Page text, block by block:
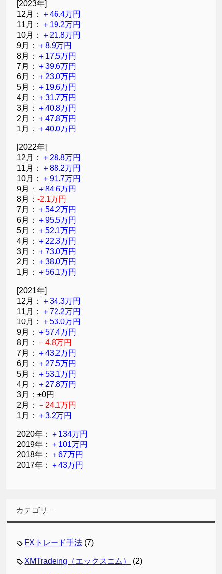
[2023年]
12月： ＋46.4万円
11月： ＋19.2万円
10月： ＋21.8万円
9月： ＋8.9万円
8月： ＋17.5万円
7月： ＋39.6万円
6月： ＋23.0万円
5月： ＋19.6万円
4月： ＋31.7万円
3月： ＋40.8万円
2月： ＋47.8万円
1月： ＋40.0万円
[2022年]
12月： ＋28.8万円
11月： ＋88.2万円
10月： ＋91.7万円
9月： ＋84.6万円
8月：-2.1万円
7月： ＋54.2万円
6月： ＋95.5万円
5月： ＋52.1万円
4月： ＋22.3万円
3月： ＋73.0万円
2月： ＋38.0万円
1月： ＋56.1万円
[2021年]
12月： ＋34.3万円
11月： ＋72.2万円
10月： ＋53.0万円
9月： ＋57.4万円
8月：
－4.8万円
7月： ＋43.2万円
6月： ＋27.5万円
5月： ＋53.1万円
4月： ＋27.8万円
3月：±0円
2月：
－24.1万円
1月： ＋3.2万円
2020年： ＋134万円
2019年： ＋101万円
2018年： ＋67万円
2017年： ＋43万円
カテゴリー
FXトレード手法 (7)
XMTradeing（エックスエム） (2)